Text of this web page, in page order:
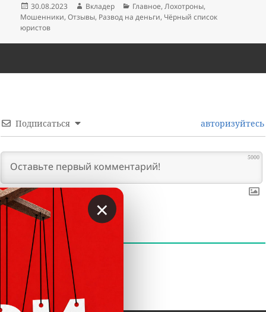
Опубликовано
30.08.2023 Автор
Вкладер Рубрики
Главное,Лохотроны,
Мошенники,Отзывы, Развод на деньги, Чёрный список
юристов
Подписаться авторизуйтесь
5000
КОММЕНТАРИИ
×